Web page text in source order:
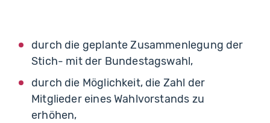
durch die geplante Zusammenlegung der
Stich- mit der Bundestagswahl,
durch die Möglichkeit, die Zahl der
Mitglieder eines Wahlvorstands zu
erhöhen,